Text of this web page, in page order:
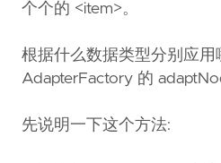
个个的 <item>。
根据什么数据类型分别应
AdapterFactory 的
先说明一下这个方法: